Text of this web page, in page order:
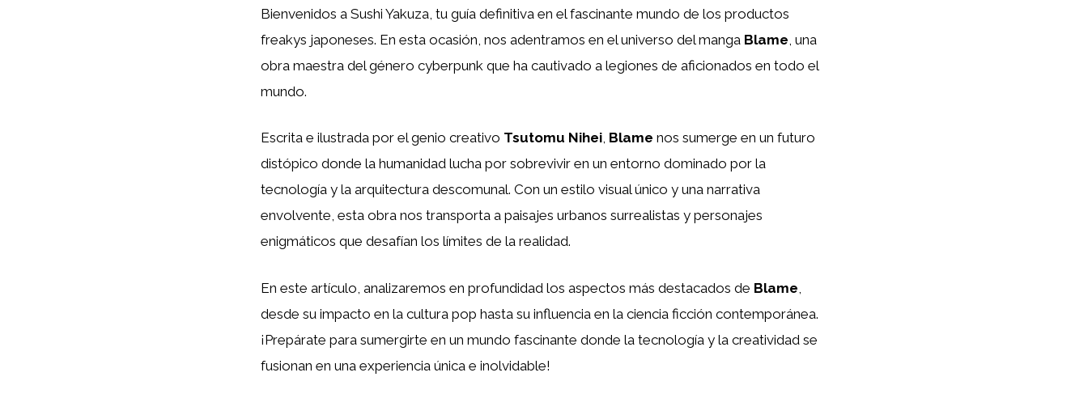
Bienvenidos a Sushi Yakuza, tu guía definitiva en el fascinante mundo de los productos
freakys japoneses. En esta ocasión, nos adentramos en el universo del manga Blame , una
obra maestra del género cyberpunk que ha cautivado a legiones de aficionados en todo el
mundo.
Escrita e ilustrada por el genio creativo Tsutomu Nihei, Blame nos sumerge en un futuro
distópico donde la humanidad lucha por sobrevivir en un entorno dominado por la
tecnología y la arquitectura descomunal. Con un estilo visual único y una narrativa
envolvente, esta obra nos transporta a paisajes urbanos surrealistas y personajes
enigmáticos que desafían los límites de la realidad.
En este artículo, analizaremos en profundidad los aspectos más destacados de Blame
desde su impacto en la cultura pop hasta su influencia en la ciencia ficción contemporánea.
¡Prepárate para sumergirte en un mundo fascinante donde la tecnología y la creatividad se
fusionan en una experiencia única e inolvidable!